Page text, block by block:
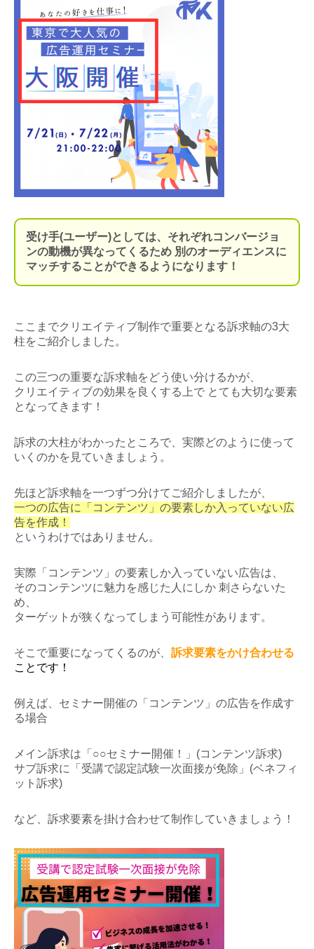
受け手(ユーザー)としては、 それぞれコンバージョ
ンの動機が異なってくるため 別のオーディエンスに
マッチすることができるようになります！
ここまでクリエイティブ制作で重要となる訴求軸の3大
柱をご紹介しました。
この三つの重要な訴求軸をどう使い分けるかが、
クリエイティブの効果を良くする上で とても大切な要素
となってきます！
訴求の大柱がわかったところで、実際どのように使って
いくのかを見ていきましょう。
先ほど訴求軸を一つずつ分けてご紹介しましたが、
一つの広告に「コンテンツ」の要素しか入っていない広
告を作成！
というわけではありません。
実際「コンテンツ」の要素しか入っていない広告は、
そのコンテンツに魅力を感じた人にしか 刺さらないた
め、
ターゲットが狭くなってしまう可能性があります。
そこで重要になってくるのが、 訴求要素をかけ合わせる
ことです！
例えば、セミナー開催の「コンテンツ」の広告を作成す
る場合
メイン訴求は「○○セミナー開催！」(コンテンツ訴求)
サブ訴求に「受講で認定試験一次面接が免除」(ベネフィ
ット訴求)
など、訴求要素を掛け合わせて制作していきましょう！